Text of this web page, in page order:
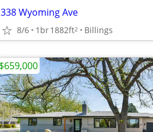
338 Wyoming Ave
8/6 1br1882ft2 Billings
$659,000